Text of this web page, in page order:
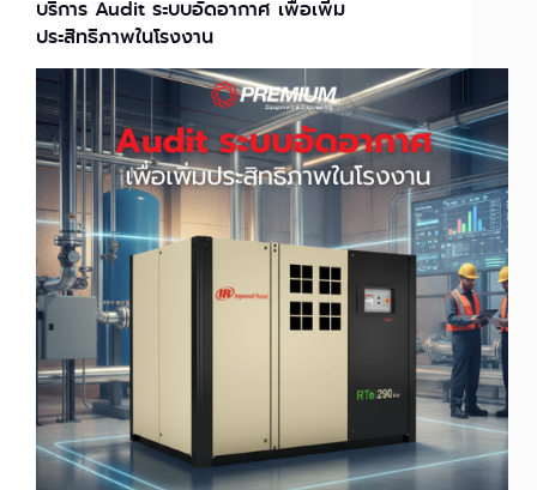
บริการ Audit ระบบอัดอากาศ เพื่อเพิ่ม
ประสิทธิภาพในโรงงาน